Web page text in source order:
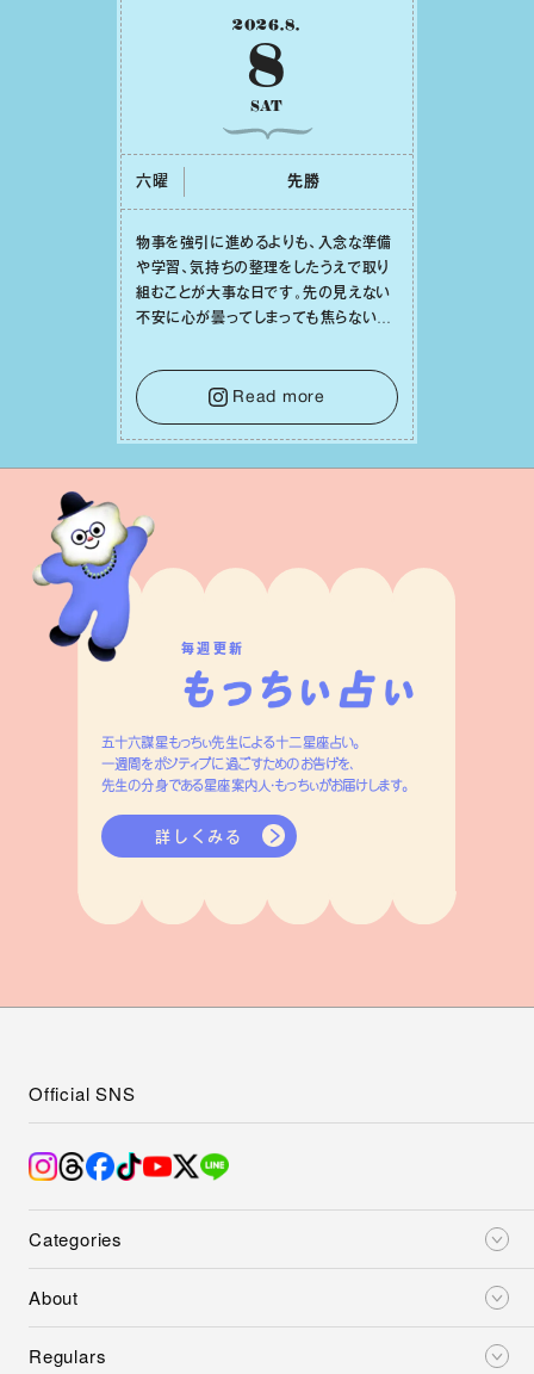
2026.8.
8
SAT
六曜 先勝
物事を強引に進めるよりも、⼊念な準備
や学習、気持ちの整理をしたうえで取り
組むことが⼤事な⽇です。先の⾒えない
不安に⼼が曇ってしまっても焦らない
⾝や疲れていそうな⼈をいたわることに
時間を使いましょう。ここでしっかりとエ
ネルギーを蓄え、困難を乗り越える⼒に
変えましょう。
Read more
毎週更新
五十六謀星もっちぃ先生による十二星座占い。
一週間をポジティブに過ごすためのお告げを、
先生の分身である星座案内人・もっちぃがお届けします。
詳しくみる
Categories
About
Regulars
Official SNS